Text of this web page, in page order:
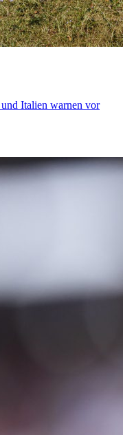
Italien warnen vor